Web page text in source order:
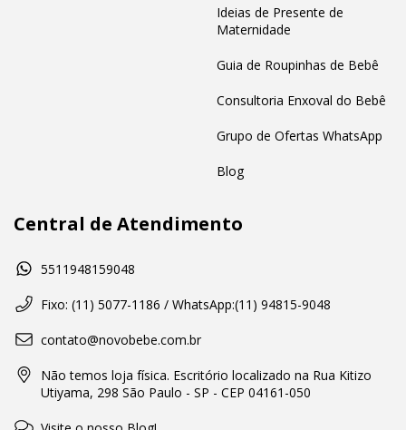
Ideias de Presente de
Maternidade
Guia de Roupinhas de Bebê
Consultoria Enxoval do Bebê
Grupo de Ofertas WhatsApp
Blog
Central de Atendimento
5511948159048
Fixo: (11) 5077-1186 / WhatsApp:(11) 94815-9048
contato@novobebe.com.br
Não temos loja física. Escritório localizado na Rua Kitizo
Utiyama, 298 São Paulo - SP - CEP 04161-050